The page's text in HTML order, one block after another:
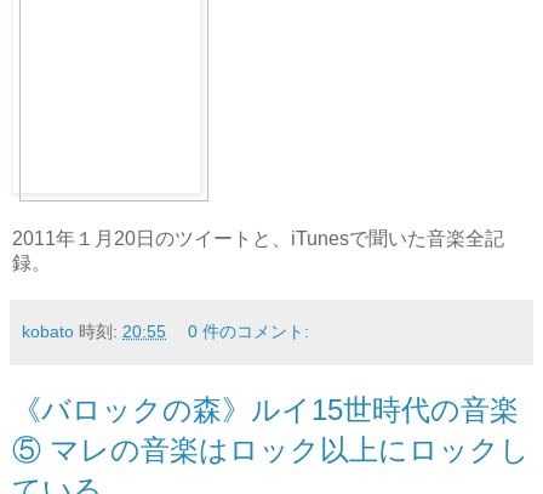
2011年１月20日のツイートと、iTunesで聞いた音楽全記
録。
kobato 時刻: 20:55 0 件のコメント:
《バロックの森》ルイ15世時代の音楽
⑤ マレの音楽はロック以上にロックし